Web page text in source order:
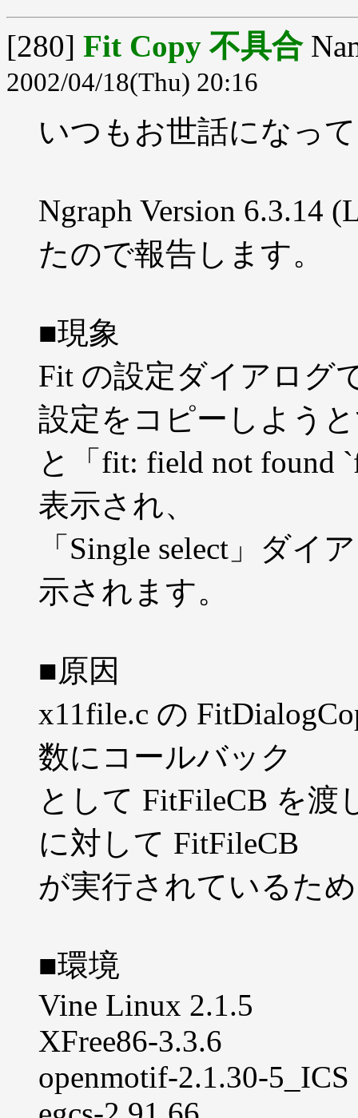
[280] Fit Copy 不具合
2002/04/18(Thu) 20:16
いつもお世話になっ
Ngraph Version 6.3.14
たので報告します。
■現象
Fit の設定ダイアログ
設定をコピーしよう
と「fit: field not found
表示され、
「Single select」ダ
示されます。
■原因
x11file.c の
数にコールバック
として FitFileCB を渡
に対して FitFileCB
が実行されているた
■環境
Vine Linux 2.1.5
XFree86-3.3.6
openmotif-2.1.30-5_ICS